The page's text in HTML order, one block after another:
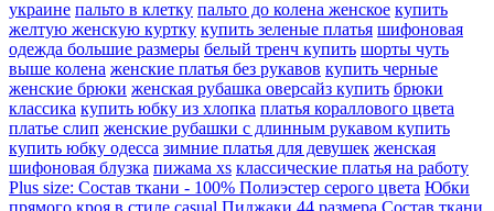
украине пальто в клетку пальто до колена женское купить
желтую женскую куртку купить зеленые платья шифоновая
одежда большие размеры белый тренч купить шорты чуть
выше колена женские платья без рукавов купить черные
женские брюки женская рубашка оверсайз купить брюки
классика купить юбку из хлопка платья кораллового цвета
платье слип женские рубашки с длинным рукавом купить
купить юбку одесса зимние платья для девушек женская
шифоновая блузка пижама xs классические платья на работу
Plus size: Состав ткани - 100% Полиэстер серого цвета Юбки
прямого кроя в стиле casual Пиджаки 44 размера Состав ткани